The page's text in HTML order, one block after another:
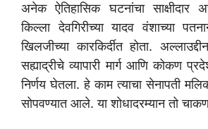
अनेक ऐतिहासिक घटनांचा साक्षीदार
किल्ला देवगिरीच्या यादव वंशाच्या
खिलजीच्या कारकिर्दीत होता.
सह्याद्रीचे व्यापारी मार्ग आणि कोकण
निर्णय घेतला. हे काम त्याचा सेनापती
सोपवण्यात आले. या शोधादरम्यान तो